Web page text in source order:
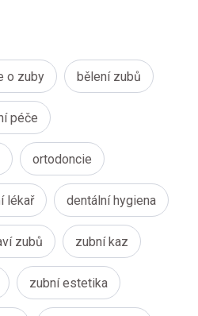
o zuby bělení zubů
péče
ortodoncie
lékař dentální hygiena
zubů zubní kaz
zubní estetika